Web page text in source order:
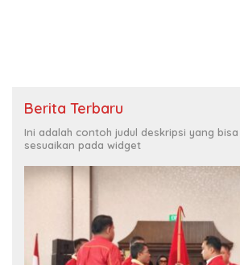
Berita Terbaru
Ini adalah contoh judul deskripsi yang
sesuaikan pada widget